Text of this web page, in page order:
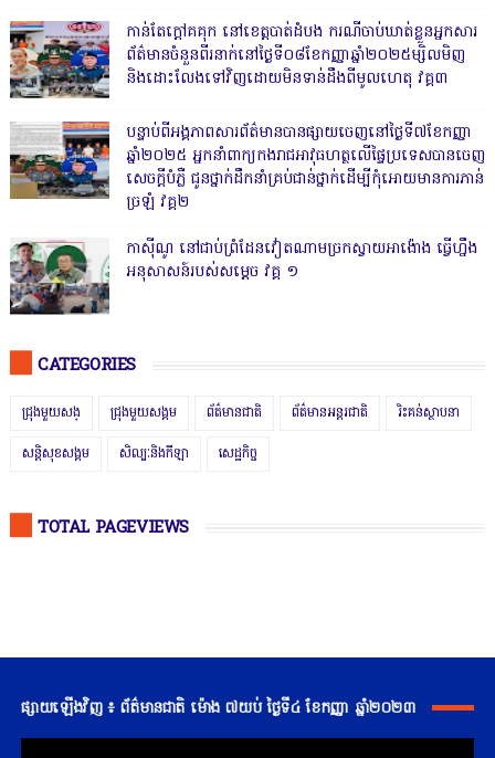
កាន់តែក្តៅគគុក នៅខេត្តបាត់ដំបង ករណីចាប់ឃាត់ខ្លួនអ្នកសារ
ព័ត៌មានចំនួនពីរនាក់នៅថ្ងៃទី០៨ខែកញ្ញាឆ្នាំ២០២៥ម្សិលមិញ
និងដោះលែងទៅវិញដោយមិនទាន់ដឹងពីមូលហេតុ វគ្គ៣
បន្ទាប់ពីអង្គភាពសារព័ត៌មានបានផ្សាយចេញនៅថ្ងៃទី៧ខែកញ្ញា
ឆ្នាំ២០២៥ អ្នកនាំពាក្យកងរាជអាវុធហត្ថលើផ្ទៃប្រទេសបានចេញ
សេចក្តីបំភ្លឺ ជូនថ្នាក់ដឹកនាំគ្រប់ជាន់ថ្នាក់ដើម្បីកុំអោយមានការភាន់
ច្រឡំ វគ្គ២
កាសុីណូ នៅជាប់ព្រំដែនវៀតណាមច្រកស្វាយអាង៉ោង ធ្វើហ្នឹង
អនុសាសន៍របស់សម្ដេច វគ្គ ១
CATEGORIES
ជ្រុងមួយសង្ ជ្រុងមួយសង្គម ព័ត៌មានជាតិ ព័ត៌មានអន្តរជាតិ រិះគន់ស្ថាបនា
សន្តិសុខសង្គម សិល្បៈនិងកីឡា សេដ្ឋកិច្ច
TOTAL PAGEVIEWS
ផ្សាយឡើងវិញ ៖ ព័ត៌មានជាតិ ម៉ោង ៧យប់ ថ្ងៃទី៤ ខែកញ្ញា ឆ្នាំ២០២៣